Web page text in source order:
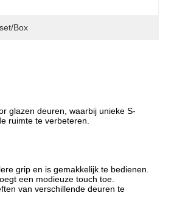
box
glazen deuren, waarbij unieke S-
ruimte te verbeteren.
grip en is gemakkelijk te bedienen.
een modieuze touch toe.
van verschillende deuren te